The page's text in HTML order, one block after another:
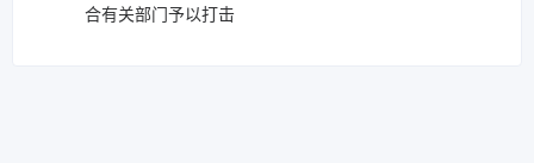
合有关部门予以打击